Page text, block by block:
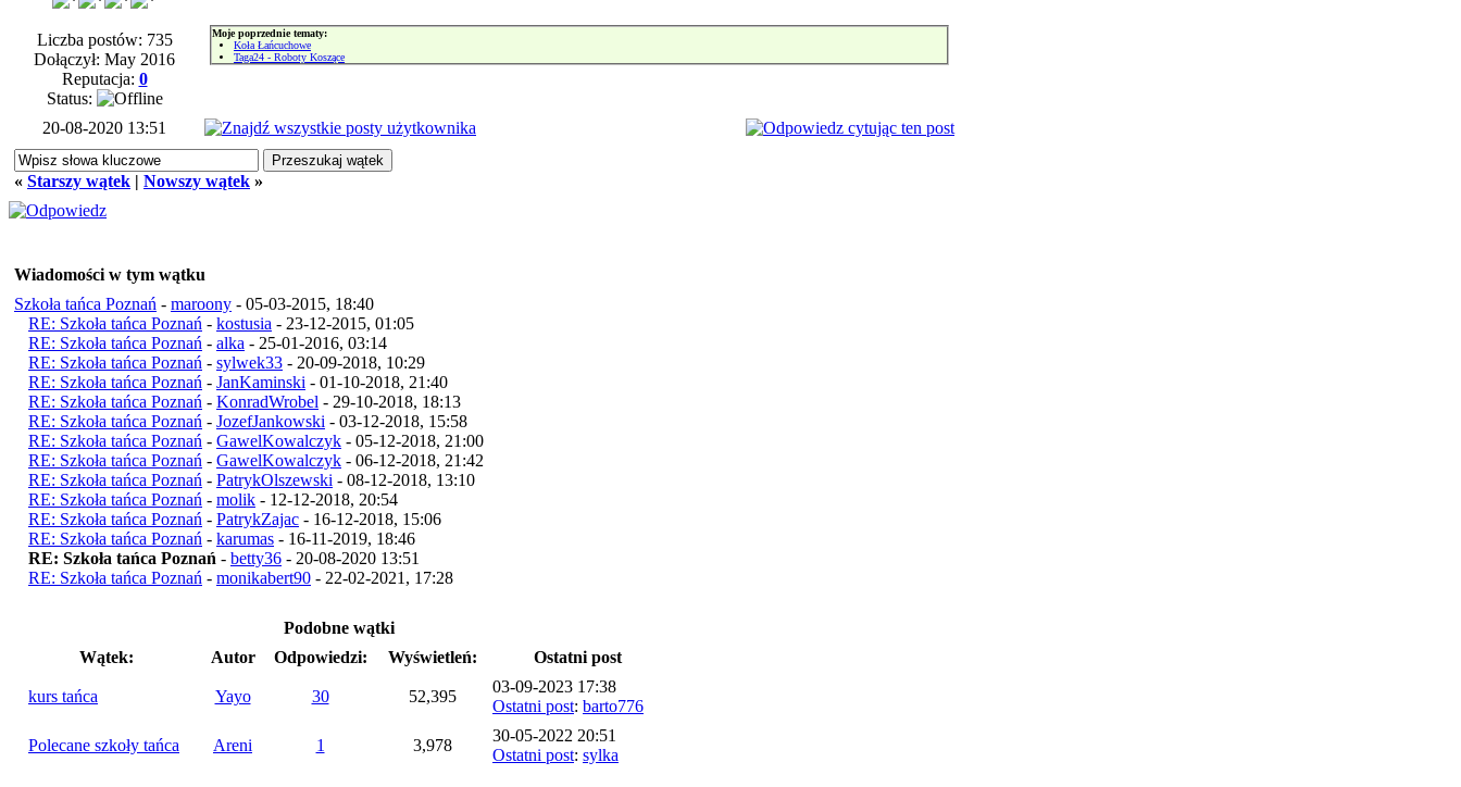
Liczba postów: 735
Dołączył: May 2016
Reputacja: 0
Status:
Moje poprzednie tematy:
Koła Łańcuchowe
Taga24 - Roboty Koszące
20-08-2020 13:51
« Starszy wątek | Nowszy wątek »
Wiadomości w tym wątku
Szkoła tańca Poznań - maroony - 05-03-2015, 18:40
RE: Szkoła tańca Poznań - kostusia - 23-12-2015, 01:05
RE: Szkoła tańca Poznań - alka - 25-01-2016, 03:14
RE: Szkoła tańca Poznań - sylwek33 - 20-09-2018, 10:29
RE: Szkoła tańca Poznań - JanKaminski - 01-10-2018, 21:40
RE: Szkoła tańca Poznań - KonradWrobel - 29-10-2018, 18:13
RE: Szkoła tańca Poznań - JozefJankowski - 03-12-2018, 15:58
RE: Szkoła tańca Poznań - GawelKowalczyk - 05-12-2018, 21:00
RE: Szkoła tańca Poznań - GawelKowalczyk - 06-12-2018, 21:42
RE: Szkoła tańca Poznań - PatrykOlszewski - 08-12-2018, 13:10
RE: Szkoła tańca Poznań - molik - 12-12-2018, 20:54
RE: Szkoła tańca Poznań - PatrykZajac - 16-12-2018, 15:06
RE: Szkoła tańca Poznań - karumas - 16-11-2019, 18:46
RE: Szkoła tańca Poznań - betty36 - 20-08-2020 13:51
RE: Szkoła tańca Poznań - monikabert90 - 22-02-2021, 17:28
Podobne wątki
Wątek:
Autor Odpowiedzi: Wyświetleń: Ostatni post
kurs tańca Yayo 30 52,395
03-09-2023 17:38
Ostatni post: barto776
Polecane szkoły tańca Areni 1 3,978
30-05-2022 20:51
Ostatni post: sylka